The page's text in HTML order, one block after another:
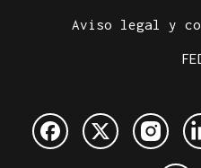
Aviso legal y